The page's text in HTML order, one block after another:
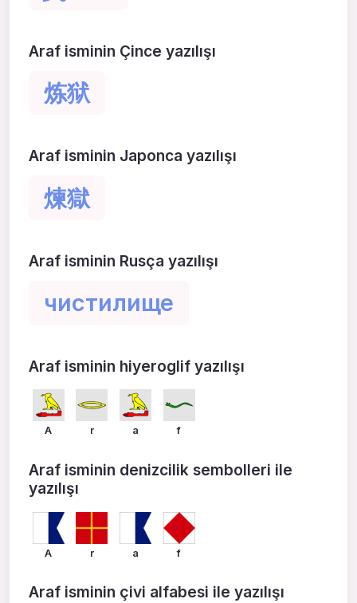
Araf isminin Çince yazılışı
炼狱
Araf isminin Japonca yazılışı
煉獄
Araf isminin Rusça yazılışı
чистилище
Araf isminin hiyeroglif yazılışı
A r a f
Araf isminin denizcilik sembolleri ile
yazılışı
A r a f
Araf isminin çivi alfabesi ile yazılışı